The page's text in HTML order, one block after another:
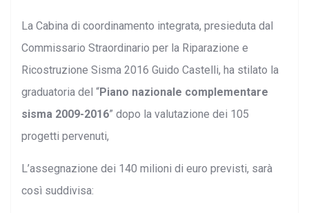
La Cabina di coordinamento integrata, presieduta dal
Commissario Straordinario per la Riparazione e
Ricostruzione Sisma 2016 Guido Castelli, ha stilato la
graduatoria del “Piano nazionale complementare
sisma 2009-2016” dopo la valutazione dei 105
progetti pervenuti,
L’assegnazione dei 140 milioni di euro previsti, sarà
così suddivisa: